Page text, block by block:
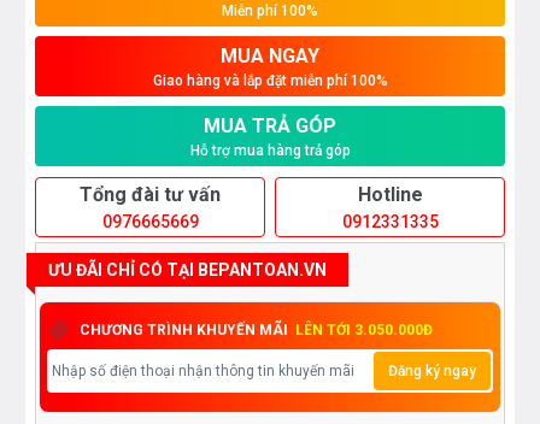
Miễn phí 100%
MUA NGAY
Giao hàng và lắp đặt miễn phí 100%
MUA TRẢ GÓP
Hỗ trợ mua hàng trả góp
Tổng đài tư vấn
0976665669
Hotline
0912331335
ƯU ĐÃI CHỈ CÓ TẠI BEPANTOAN.VN
CHƯƠNG TRÌNH KHUYẾN MÃI LÊN TỚI 3.050.000Đ
Đăng ký ngay